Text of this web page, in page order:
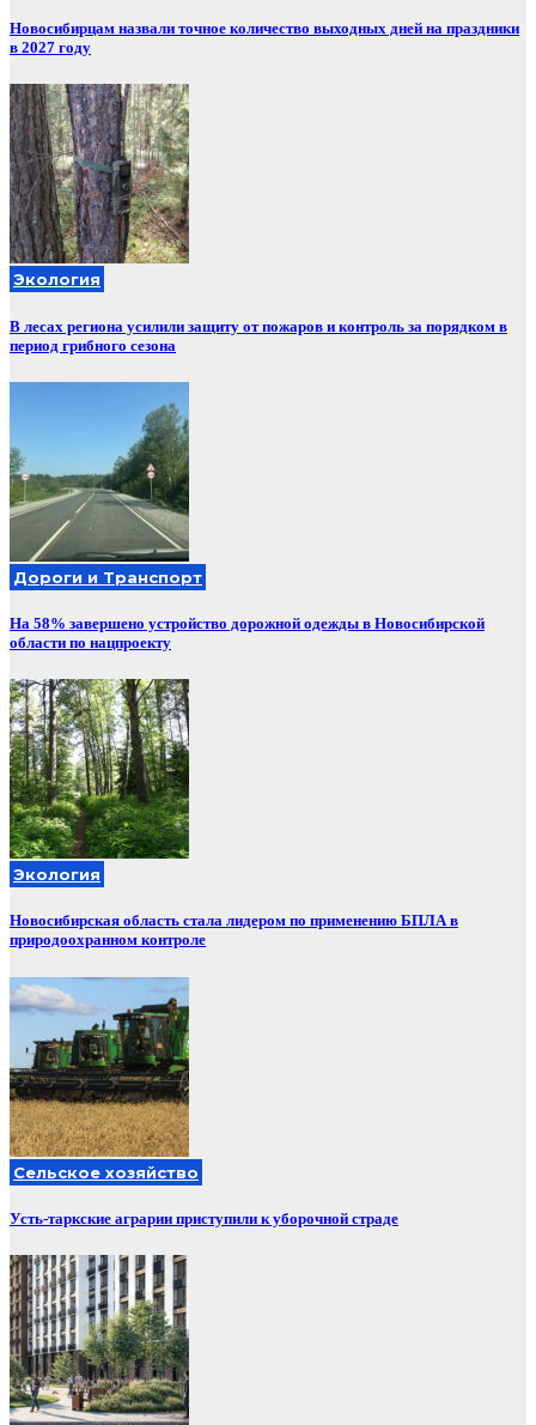
Новосибирцам назвали точное количество выходных дней на праздники
в 2027 году
Экология
В лесах региона усилили защиту от пожаров и контроль за порядком в
период грибного сезона
Дороги и Транспорт
На 58% завершено устройство дорожной одежды в Новосибирской
области по нацпроекту
Экология
Новосибирская область стала лидером по применению БПЛА в
природоохранном контроле
Сельское хозяйство
Усть-таркские аграрии приступили к уборочной страде